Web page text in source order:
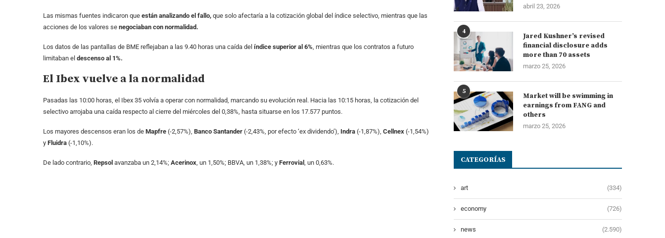
Las mismas fuentes indicaron que están analizando el fallo, que solo afectaría a la cotización global del índice selectivo, mientras que las
acciones de los valores se negociaban con normalidad.
Los datos de las pantallas de BME reflejaban a las 9.40 horas una caída del índice superior al 6% , mientras que los contratos a futuro
limitaban el descenso al 1%.
El Ibex vuelve a la normalidad
Pasadas las 10:00 horas, el Ibex 35 volvía a operar con normalidad, marcando su evolución real. Hacia las 10:15 horas, la cotización del
selectivo arrojaba una caída respecto al cierre del miércoles del 0,38%, hasta situarse en los 17.577 puntos.
Los mayores descensos eran los de Mapfre (-2,57%), Banco Santander (-2,43%, por efecto ‘ex dividendo’), Indra (-1,87%), Cellnex (-1,54%)
y Fluidra (-1,10%).
De lado contrario, Repsol avanzaba un 2,14%; Acerinox , un 1,50%; BBVA, un 1,38%; y Ferrovial , un 0,63%.
abril 23, 2026
4
Jared Kushner’s revised
financial disclosure adds
more than 70 assets
marzo 25, 2026
5
Market will be swimming in
earnings from FANG and
others
marzo 25, 2026
CATEGORÍAS
art (334)
economy (726)
news (2.590)